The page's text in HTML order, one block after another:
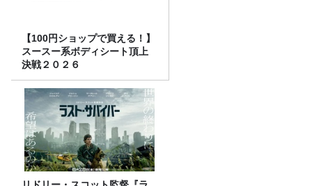
【100円ショップで買える！】
スースー系ボディシート頂上
決戦２０２６